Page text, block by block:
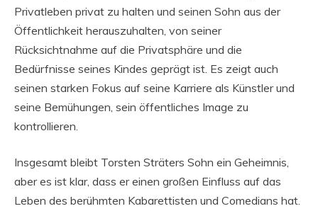
Privatleben privat zu halten und seinen Sohn aus der
Öffentlichkeit herauszuhalten, von seiner
Rücksichtnahme auf die Privatsphäre und die
Bedürfnisse seines Kindes geprägt ist. Es zeigt auch
seinen starken Fokus auf seine Karriere als Künstler und
seine Bemühungen, sein öffentliches Image zu
kontrollieren.
Insgesamt bleibt Torsten Sträters Sohn ein Geheimnis,
aber es ist klar, dass er einen großen Einfluss auf das
Leben des berühmten Kabarettisten und Comedians hat.